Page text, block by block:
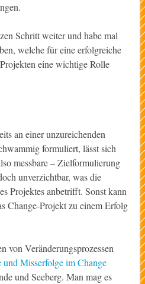
Schritt weiter und habe mal
welche für eine erfolgreiche
eine wichtige Rolle
an einer unzureichenden
formuliert, lässt sich
messbare – Zielformulierung
unverzichtbar, was die
Projektes anbetrifft. Sonst kann
Change-Projekt zu einem Erfolg
von Veränderungsprozessen
und Misserfolge im Change
und Seeberg. Man mag es